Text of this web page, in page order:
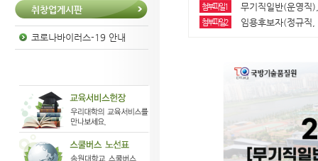
취창업게시판
코로나바이러스-19 안내
첨부파일1 무기직일반(운영
첨부파일2 임용후보자(정규